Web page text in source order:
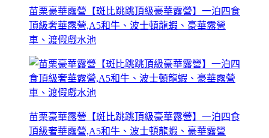
苗栗豪華露營【斑比跳跳頂級豪華露營】一泊四食
頂級奢華露營,A5和牛、波士頓龍蝦、豪華露營
車、渡假戲水池
苗栗豪華露營【斑比跳跳頂級豪華露營】一泊四食
頂級奢華露營,A5和牛、波士頓龍蝦、豪華露營